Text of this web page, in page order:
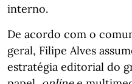
interno.
De acordo com o
geral, Filipe Alves
estratégia editorial do